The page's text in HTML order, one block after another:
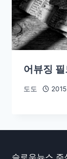
어뷰징
도도
슬로우뉴스 주